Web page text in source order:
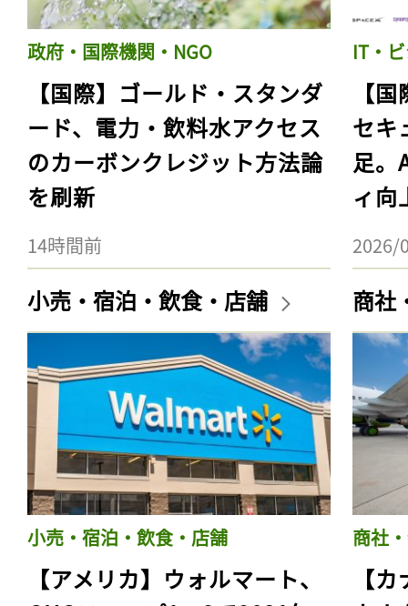
政府・国際機関・NGO
【国際】ゴールド・スタンダ
ード、電力・飲料水アクセス
のカーボンクレジット方法論
を刷新
14時間前
IT・
【
セキ
足。
ィ向
2026/
小売・宿泊・飲食・店舗
小売・宿泊・飲食・店舗
【アメリカ】ウォルマート、
商社
商社
【